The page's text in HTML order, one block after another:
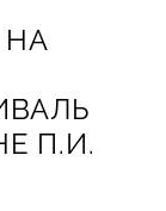
НА
П.И.